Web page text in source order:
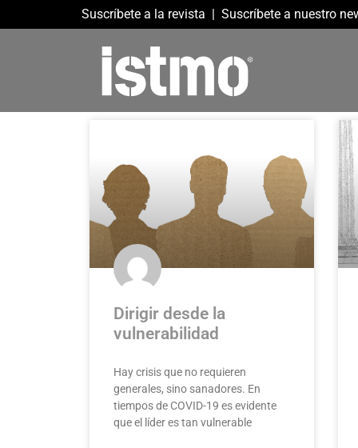
Suscríbete a la revista | Suscríbete a nuestro
Dirigir desde la
vulnerabilidad
Hay crisis que no requieren
generales, sino sanadores. En
tiempos de COVID-19 es evidente
que el líder es tan vulnerable